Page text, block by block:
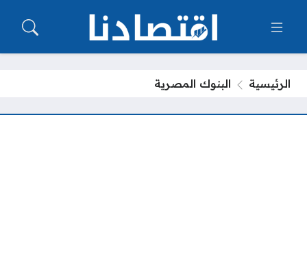
الرئيسية البنوك المصرية